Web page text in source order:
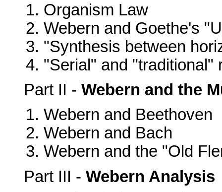
Organism Law
Webern and Goethe's
"Synthesis between
"Serial" and "traditional"
Part II - Webern and the
Webern and Beethoven
Webern and Bach
Webern and the "Old
Part III - Webern Analysis